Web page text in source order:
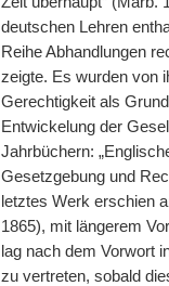
deutschen Lehren
Reihe Abhandlungen
zeigte. Es wurden von
Gerechtigkeit als
Entwickelung der
Jahrbüchern:
Gesetzgebung und
letztes Werk erschien
1865), mit längerem
lag nach dem Vorwort
zu vertreten, sobald